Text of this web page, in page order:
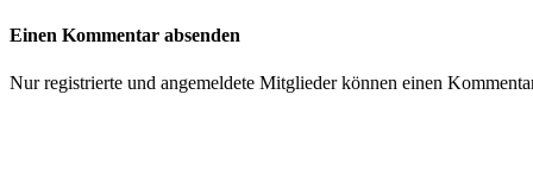
Einen Kommentar absenden
Nur registrierte und angemeldete Mitglieder können einen